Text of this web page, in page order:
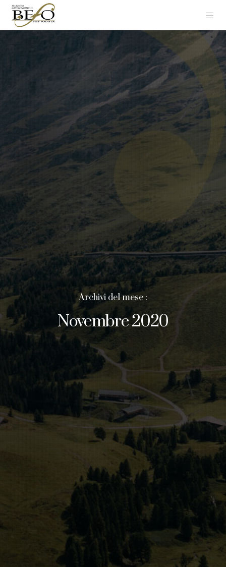
Archivi del mese :
Novembre 2020